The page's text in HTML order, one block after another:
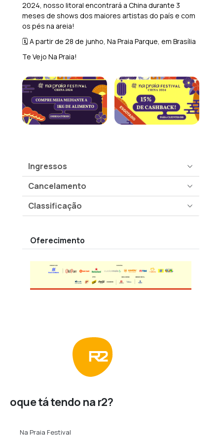
2024, nosso litoral encontrará a China durante 3
meses de shows dos maiores artistas do país e com
os pés na areia!
🗓️ A partir de 28 de junho, Na Praia Parque, em Brasília
Te Vejo Na Praia!
Ingressos
Cancelamento
Classificação
Oferecimento
oque tá tendo na r2?
Na Praia Festival